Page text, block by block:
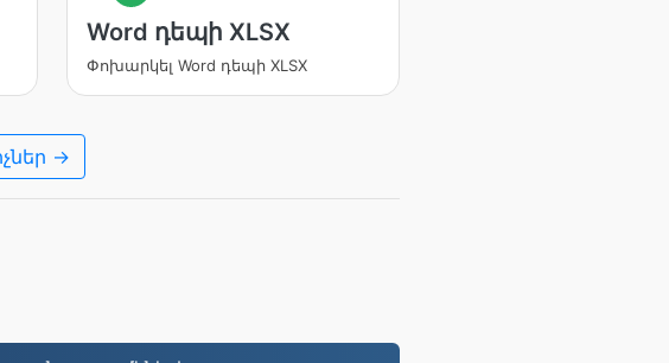
Word դեպի XLSX
Փոխարկել Word դեպի XLSX
→